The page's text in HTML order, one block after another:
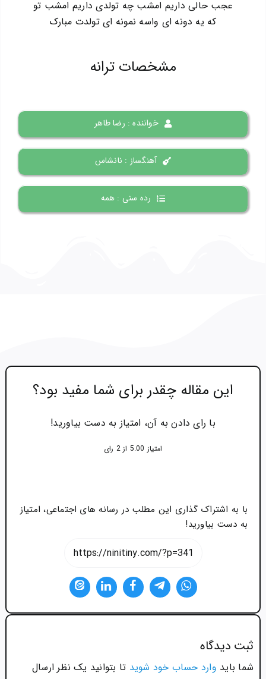
عجب حالی داریم امشب چه تولدی داریم امشب تو
که یه دونه ای واسه نمونه ای تولدت مبارک
مشخصات ترانه
خواننده : رضا طاهر
آهنگساز : نانشاس
رده سنی : همه
این مقاله چقدر برای شما مفید بود؟
با رای دادن به آن، امتیاز به دست بیاورید!
امتیاز 5.00 از 2 رای
با به اشتراک گذاری این مطلب در رسانه های اجتماعی، امتیاز
به دست بیاورید!
ثبت ديدگاه
شما باید وارد حساب خود شوید تا بتوانید یک نظر ارسال